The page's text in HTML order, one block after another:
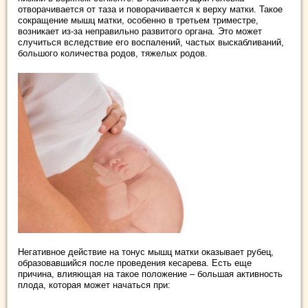
отворачивается от таза и поворачивается к верху матки. Такое
сокращение мышц матки, особенно в третьем триместре,
возникает из-за неправильно развитого органа. Это может
случиться вследствие его воспалений, частых выскабливаний,
большого количества родов, тяжелых родов.
Негативное действие на тонус мышц матки оказывает рубец,
образовавшийся после проведения кесарева. Есть еще
причина, влияющая на такое положение – большая активность
плода, которая может начаться при: